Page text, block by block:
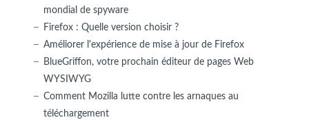
mondial de spyware
Firefox : Quelle version choisir ?
Améliorer l'expérience de mise à jour de Firefox
BlueGriffon, votre prochain éditeur de pages Web
WYSIWYG
Comment Mozilla lutte contre les arnaques au
téléchargement